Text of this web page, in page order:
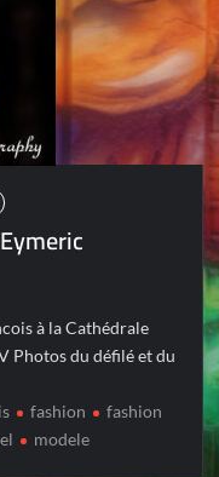
à la Cathédrale
Photos du défilé et du
fashion
fashion
modele